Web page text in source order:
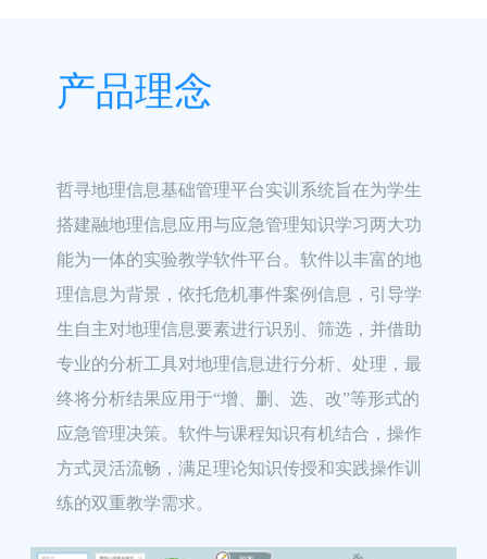
产品理念
哲寻地理信息基础管理平台实训系统旨在为学生
搭建融地理信息应用与应急管理知识学习两大功
能为一体的实验教学软件平台。软件以丰富的地
理信息为背景，依托危机事件案例信息，引导学
生自主对地理信息要素进行识别、筛选，并借助
专业的分析工具对地理信息进行分析、处理，最
终将分析结果应用于“增、删、选、改”等形式的
应急管理决策。软件与课程知识有机结合，操作
方式灵活流畅，满足理论知识传授和实践操作训
练的双重教学需求。